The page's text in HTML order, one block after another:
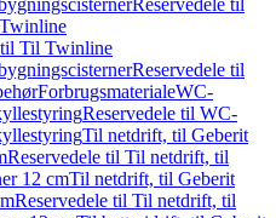
Reservedele til
til Til Twinline
Reservedele til
ForbrugsmaterialeWC-
Reservedele til WC-
Til netdrift, til Geberit
Reservedele til Til netdrift, til
12 cmTil netdrift, til Geberit
Reservedele til Til netdrift, til